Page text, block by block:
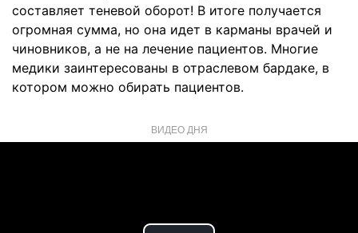
составляет теневой оборот! В итоге получается
огромная сумма, но она идет в карманы врачей и
чиновников, а не на лечение пациентов. Многие
медики заинтересованы в отраслевом бардаке, в
котором можно обирать пациентов.
ВИДЕО ДНЯ